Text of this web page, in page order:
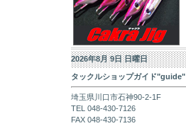
2026年8月 9日 日曜日
タックルショップガイド"guide"
埼玉県川口市石神90-2-1F
TEL 048-430-7126
FAX 048-430-7136